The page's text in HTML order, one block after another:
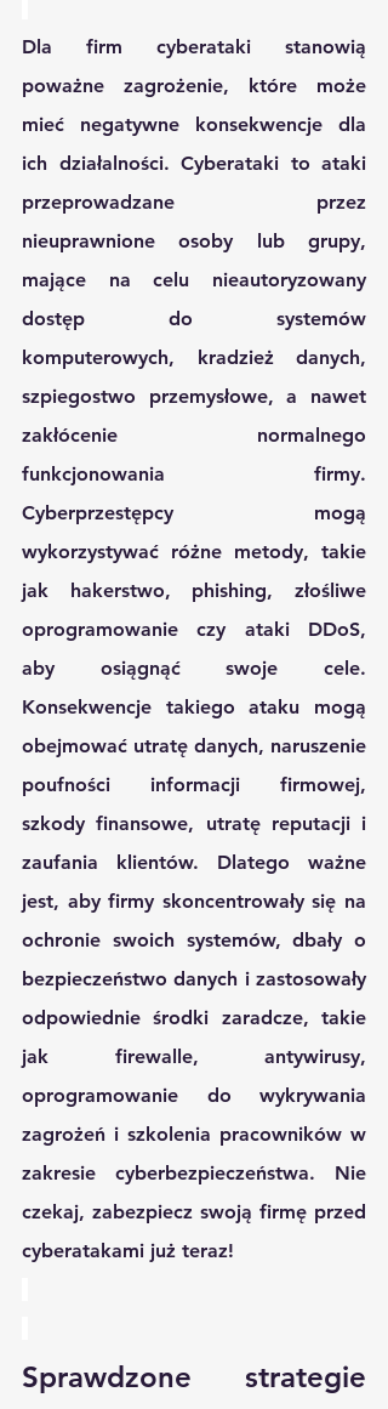
Dla firm cyberataki stanowią
poważne zagrożenie, które może
mieć negatywne konsekwencje dla
ich działalności. Cyberataki to ataki
przeprowadzane przez
nieuprawnione osoby lub grupy,
mające na celu nieautoryzowany
dostęp do systemów
komputerowych, kradzież danych,
szpiegostwo przemysłowe, a nawet
zakłócenie normalnego
funkcjonowania firmy.
Cyberprzestępcy mogą
wykorzystywać różne metody, takie
jak hakerstwo, phishing, złośliwe
oprogramowanie czy ataki DDoS,
aby osiągnąć swoje cele.
Konsekwencje takiego ataku mogą
obejmować utratę danych, naruszenie
poufności informacji firmowej,
szkody finansowe, utratę reputacji i
zaufania klientów. Dlatego ważne
jest, aby firmy skoncentrowały się na
ochronie swoich systemów, dbały o
bezpieczeństwo danych i zastosowały
odpowiednie środki zaradcze, takie
jak firewalle, antywirusy,
oprogramowanie do wykrywania
zagrożeń i szkolenia pracowników w
zakresie cyberbezpieczeństwa. Nie
czekaj, zabezpiecz swoją firmę przed
cyberatakami już teraz!
Sprawdzone strategie